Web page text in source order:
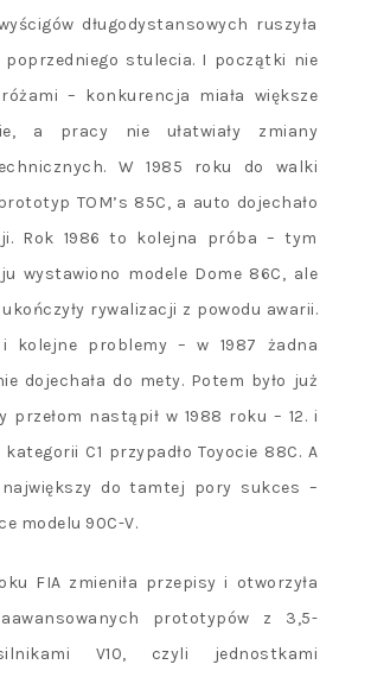
długodystansowych ruszyła
stulecia. I początki nie
różami – konkurencja miała większe
a pracy nie ułatwiały zmiany
W 1985 roku do walki
TOM’s 85C, a auto dojechało
Rok 1986 to kolejna próba – tym
wystawiono modele Dome 86C, ale
rywalizacji z powodu awarii.
kolejne problemy – w 1987 żadna
dojechała do mety. Potem było już
przełom nastąpił w 1988 roku – 12. i
kategorii C1 przypadło Toyocie 88C. A
do tamtej pory sukces –
modelu 90C-V.
FIA zmieniła przepisy i otworzyła
prototypów z 3,5-
V10, czyli jednostkami